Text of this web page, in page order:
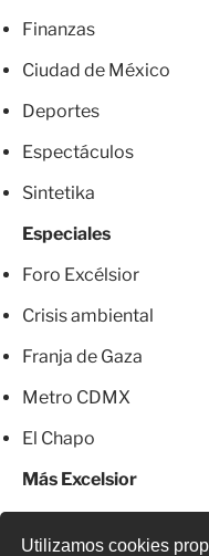
Utilizamos cookies
Finanzas
Ciudad de México
Deportes
Espectáculos
Sintetika
Especiales
Foro Excélsior
Crisis ambiental
Franja de Gaza
Metro CDMX
El Chapo
Más Excelsior